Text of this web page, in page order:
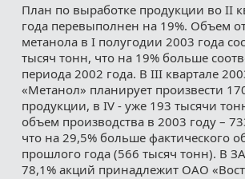
План по выработке продукции во II
года перевыполнен на 19%. Объем
метанола в I полугодии 2003 года
тысяч тонн, что на 19% больше
периода 2002 года. В III квартале
«Метанол» планирует произвести
продукции, в IV - уже 193 тысячи
объем производства в 2003 году –
что на 29,5% больше фактического
прошлого года (566 тысяч тонн). В
78,1% акций принадлежит ОАО